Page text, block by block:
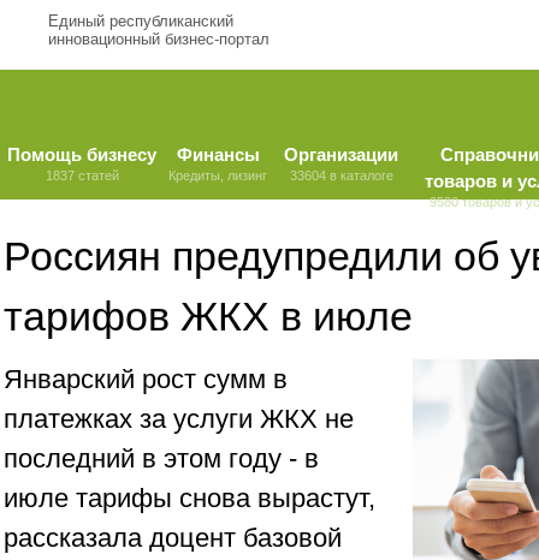
Единый республиканский
инновационный бизнес-портал
Помощь бизнесу
1837 статей
Финансы
Кредиты, лизинг
Организации
33604 в каталоге
товаров и
9580 товаров и
Россиян предупредили об
тарифов ЖКХ в июле
Январский рост сумм в
платежках за услуги ЖКХ не
последний в этом году - в
июле тарифы снова вырастут,
рассказала доцент базовой